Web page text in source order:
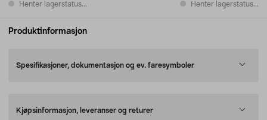
Henter lagerstatus... Henter lagerstatus...
Produktinformasjon
Spesifikasjoner, dokumentasjon og ev. faresymboler
Kjøpsinformasjon, leveranser og returer